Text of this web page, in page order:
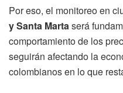
Por eso, el monitoreo en
y Santa Martaserá
comportamiento de los
seguirán afectando la
colombianos en lo que